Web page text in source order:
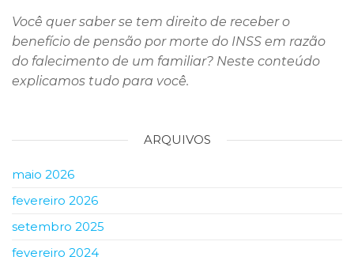
Você quer saber se tem direito de receber o
benefício de pensão por morte do INSS em razão
do falecimento de um familiar? Neste conteúdo
explicamos tudo para você.
ARQUIVOS
maio 2026
fevereiro 2026
setembro 2025
fevereiro 2024